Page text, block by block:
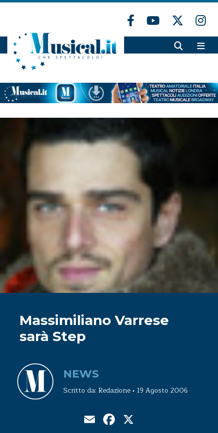
Massimiliano Varrese
sarà Step
NEWS
Scritto da: Redazione • 19 Agosto 2006
EmailFacebook